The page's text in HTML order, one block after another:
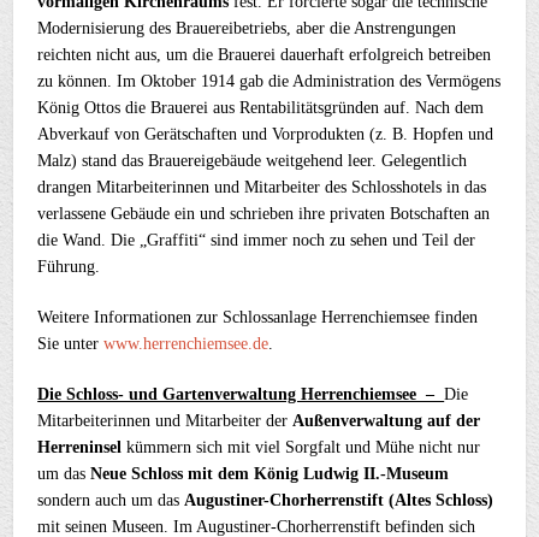
Modernisierung des Brauereibetriebs, aber die Anstrengungen
reichten nicht aus, um die Brauerei dauerhaft erfolgreich betreiben
zu können. Im Oktober 1914 gab die Administration des Vermögens
König Ottos die Brauerei aus Rentabilitätsgründen auf. Nach dem
Abverkauf von Gerätschaften und Vorprodukten (z. B. Hopfen und
Malz) stand das Brauereigebäude weitgehend leer. Gelegentlich
drangen Mitarbeiterinnen und Mitarbeiter des Schlosshotels in das
verlassene Gebäude ein und schrieben ihre privaten Botschaften an
die Wand. Die „Graffiti“ sind immer noch zu sehen und Teil der
Führung.
Weitere Informationen zur Schlossanlage Herrenchiemsee finden
Sie unterwww.herrenchiemsee.de
Die Schloss- und Gartenverwaltung Herrenchiemsee –Die
Mitarbeiterinnen und Mitarbeiter der Außenverwaltung auf der
Herreninsel kümmern sich mit viel Sorgfalt und Mühe nicht nur
um dasNeue Schloss mit dem König Ludwig II.-Museum
sondern auch um das Augustiner-Chorherrenstift (Altes Schloss)
mit seinen Museen. Im Augustiner-Chorherrenstift befinden sich